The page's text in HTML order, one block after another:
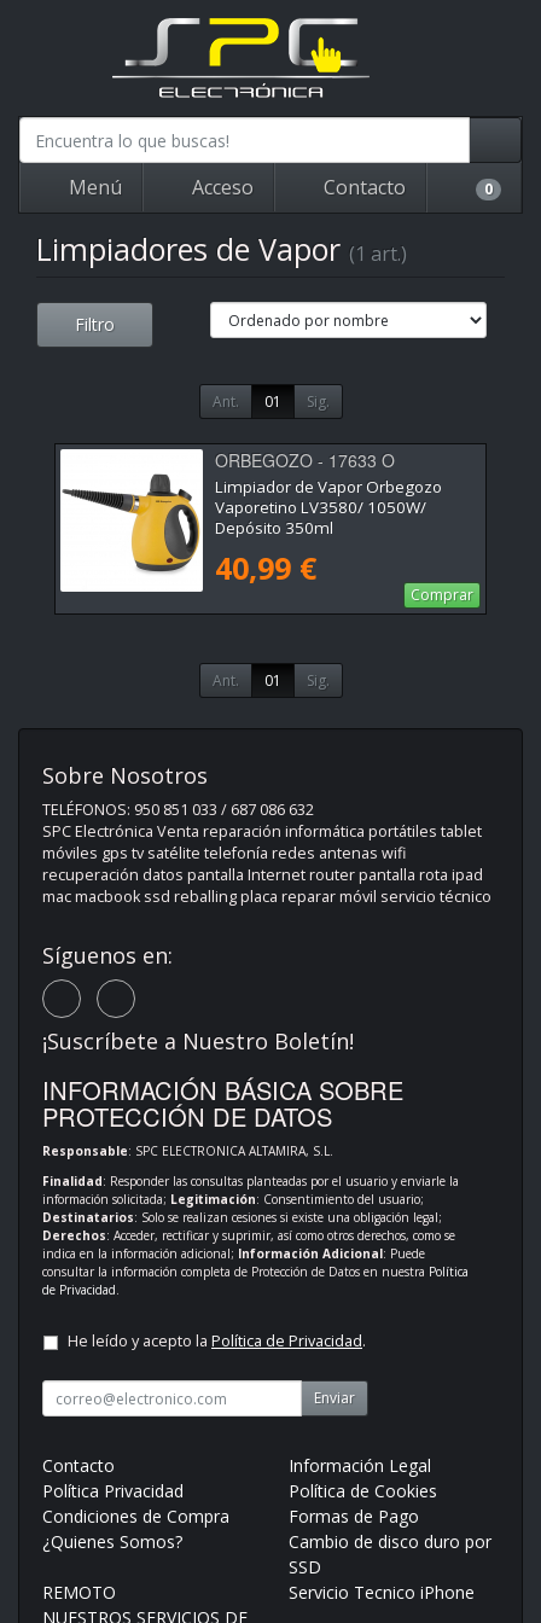
Menú Acceso Contacto 0
Limpiadores de Vapor (1 art.)
Filtro
Ant. 01 Sig.
ORBEGOZO - 17633 O
Limpiador de Vapor Orbegozo
Vaporetino LV3580/ 1050W/
Depósito 350ml
40,99 €
Comprar
Ant. 01 Sig.
Sobre Nosotros
TELÉFONOS: 950 851 033 / 687 086 632
SPC Electrónica Venta reparación informática portátiles tablet
móviles gps tv satélite telefonía redes antenas wifi
recuperación datos pantalla Internet router pantalla rota ipad
mac macbook ssd reballing placa reparar móvil servicio técnico
Síguenos en:
¡Suscríbete a Nuestro Boletín!
INFORMACIÓN BÁSICA SOBRE
PROTECCIÓN DE DATOS
Responsable: SPC ELECTRONICA ALTAMIRA, S.L.
Finalidad: Responder las consultas planteadas por el usuario y enviarle la
información solicitada; Legitimación: Consentimiento del usuario;
Destinatarios: Solo se realizan cesiones si existe una obligación legal;
Derechos: Acceder, rectificar y suprimir, así como otros derechos, como se
indica en la información adicional; Información Adicional: Puede
consultar la información completa de Protección de Datos en nuestra Política
de Privacidad.
He leído y acepto la Política de Privacidad.
Enviar
Contacto
Información Legal
Política Privacidad
Política de Cookies
Condiciones de Compra
Formas de Pago
¿Quienes Somos?
Cambio de disco duro por
SSD
REMOTO
Servicio Tecnico iPhone
NUESTROS SERVICIOS DE